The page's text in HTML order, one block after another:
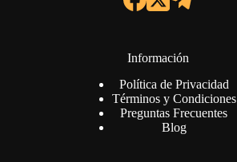
Información
Política de Privacidad
Términos y Condiciones
Preguntas Frecuentes
Blog